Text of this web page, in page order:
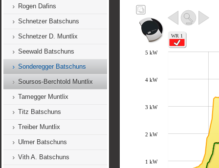
Rogen Dafins
Schnetzer Batschuns
Schnetzer D. Muntlix
Seewald Batschuns
Sonderegger Batschuns
Soursos-Berchtold Muntlix
Tamegger Muntlix
Titz Batschuns
Treiber Muntlix
Ulmer Batschuns
Vith A. Batschuns